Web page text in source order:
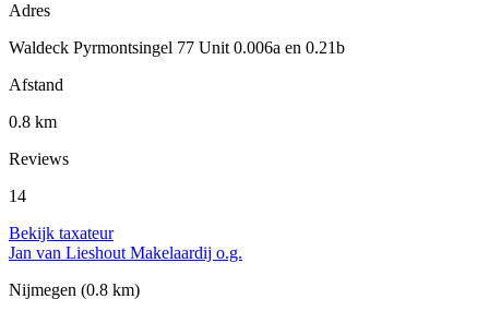
Adres
Waldeck Pyrmontsingel 77 Unit 0.006a en 0.21b
Afstand
0.8 km
Reviews
14
Bekijk taxateur
Jan van Lieshout Makelaardij o.g.
Nijmegen (0.8 km)